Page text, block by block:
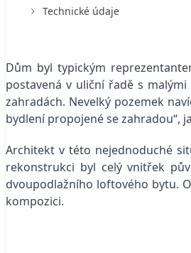
Technické údaje
Dům byl typickým
postavená v uliční řadě s
zahradách. Nevelký pozemek
bydlení propojené se zahradou“,
Architekt v této nejednoduché
rekonstrukci byl celý vnitřek
dvoupodlažního loftového bytu.
kompozici.